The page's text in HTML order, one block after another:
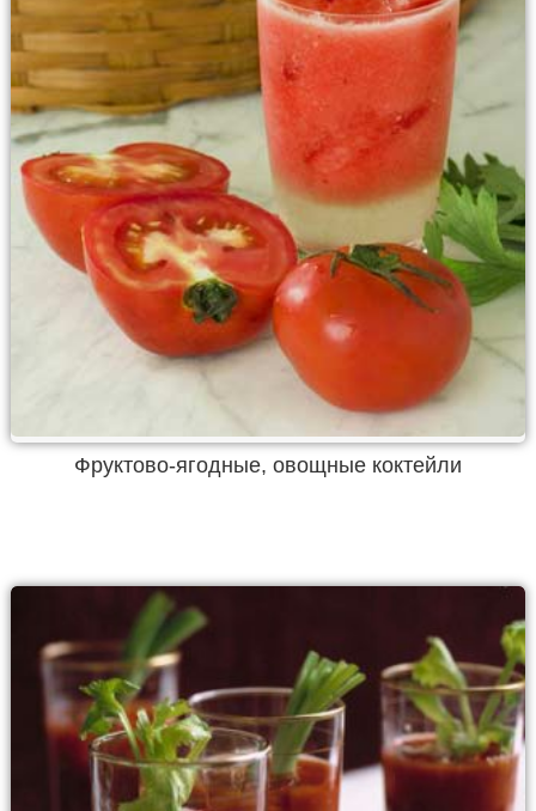
Фруктово-ягодные, овощные коктейли